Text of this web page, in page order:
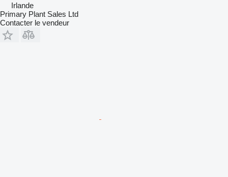
Irlande
Primary Plant Sales Ltd
Contacter le vendeur